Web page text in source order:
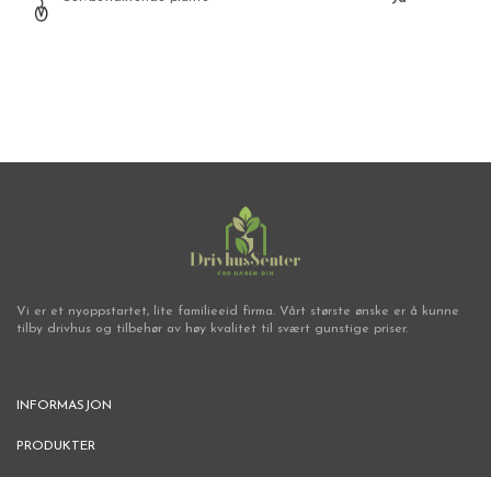
Vi er et nyoppstartet, lite familieeid firma. Vårt største ønske er å kunne
tilby drivhus og tilbehør av høy kvalitet til svært gunstige priser.
INFORMASJON
PRODUKTER